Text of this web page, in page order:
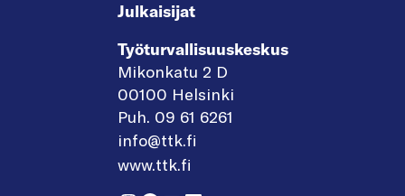
Julkaisijat
Työturvallisuuskeskus
Mikonkatu 2 D
00100 Helsinki
Puh. 09 61 6261
info@ttk.fi
www.ttk.fi